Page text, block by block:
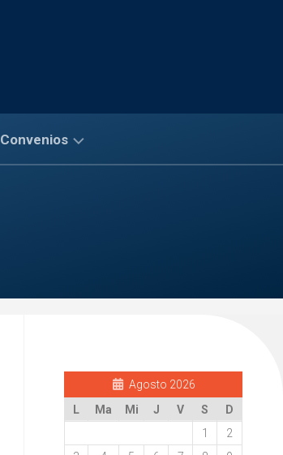
Convenios
Agosto 2026
L
Ma Mi J V S
D
1
2